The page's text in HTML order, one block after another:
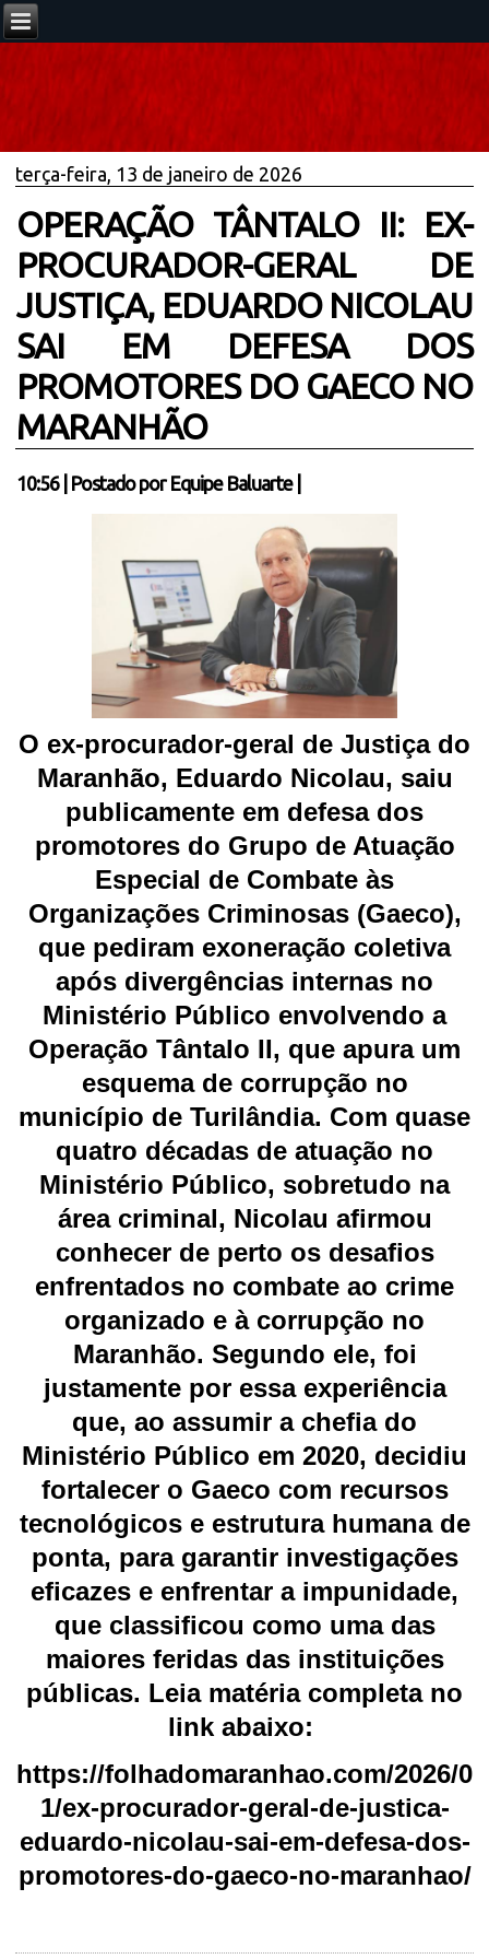
terça-feira, 13 de janeiro de 2026
OPERAÇÃO TÂNTALO II: EX-
PROCURADOR-GERAL DE
JUSTIÇA, EDUARDO NICOLAU
SAI EM DEFESA DOS
PROMOTORES DO GAECO NO
MARANHÃO
10:56| Postado por Equipe Baluarte
O ex-procurador-geral de Justiça do
Maranhão, Eduardo Nicolau, saiu
publicamente em defesa dos
promotores do Grupo de Atuação
Especial de Combate às
Organizações Criminosas (Gaeco),
que pediram exoneração coletiva
após divergências internas no
Ministério Público envolvendo a
Operação Tântalo II, que apura um
esquema de corrupção no
município de Turilândia. Com quase
quatro décadas de atuação no
Ministério Público, sobretudo na
área criminal, Nicolau afirmou
conhecer de perto os desafios
enfrentados no combate ao crime
organizado e à corrupção no
Maranhão. Segundo ele, foi
justamente por essa experiência
que, ao assumir a chefia do
Ministério Público em 2020, decidiu
fortalecer o Gaeco com recursos
tecnológicos e estrutura humana de
ponta, para garantir investigações
eficazes e enfrentar a impunidade,
que classificou como uma das
maiores feridas das instituições
públicas. Leia matéria completa no
link abaixo:
https://folhadomaranhao.com/2026/0
1/ex-procurador-geral-de-justica-
eduardo-nicolau-sai-em-defesa-dos-
promotores-do-gaeco-no-maranhao/